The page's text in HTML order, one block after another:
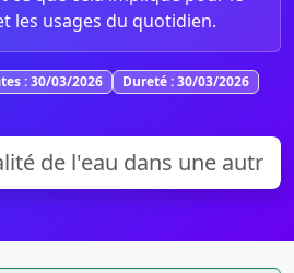
les usages du quotidien.
: 30/03/2026
Dureté : 30/03/2026